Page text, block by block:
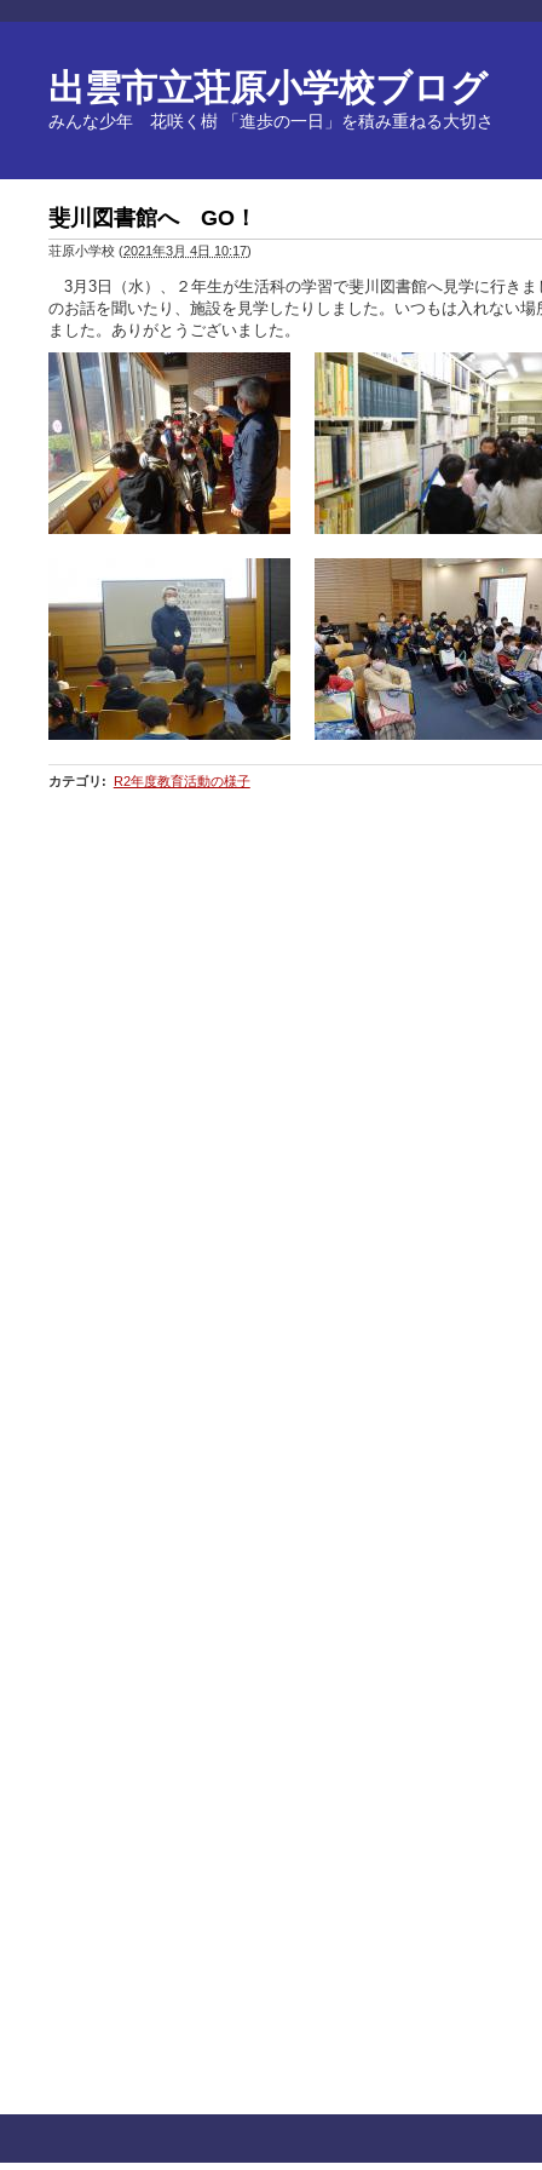
出雲市立荘原小学校ブログ
みんな少年 花咲く樹 「進歩の一日」を積み重ねる大切さ
斐川図書館へ GO！
荘原小学校 (2021年3月 4日 10:17)
3月3日（水）、２年生が生活科の学習で斐川図書館へ見学に行きま
のお話を聞いたり、施設を見学したりしました。いつもは入れない場
ました。ありがとうございました。
カテゴリ : R2年度教育活動の様子